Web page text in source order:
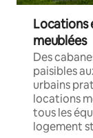
Locations
meublées
Des
paisibles
urbains
locations
tous les
logement